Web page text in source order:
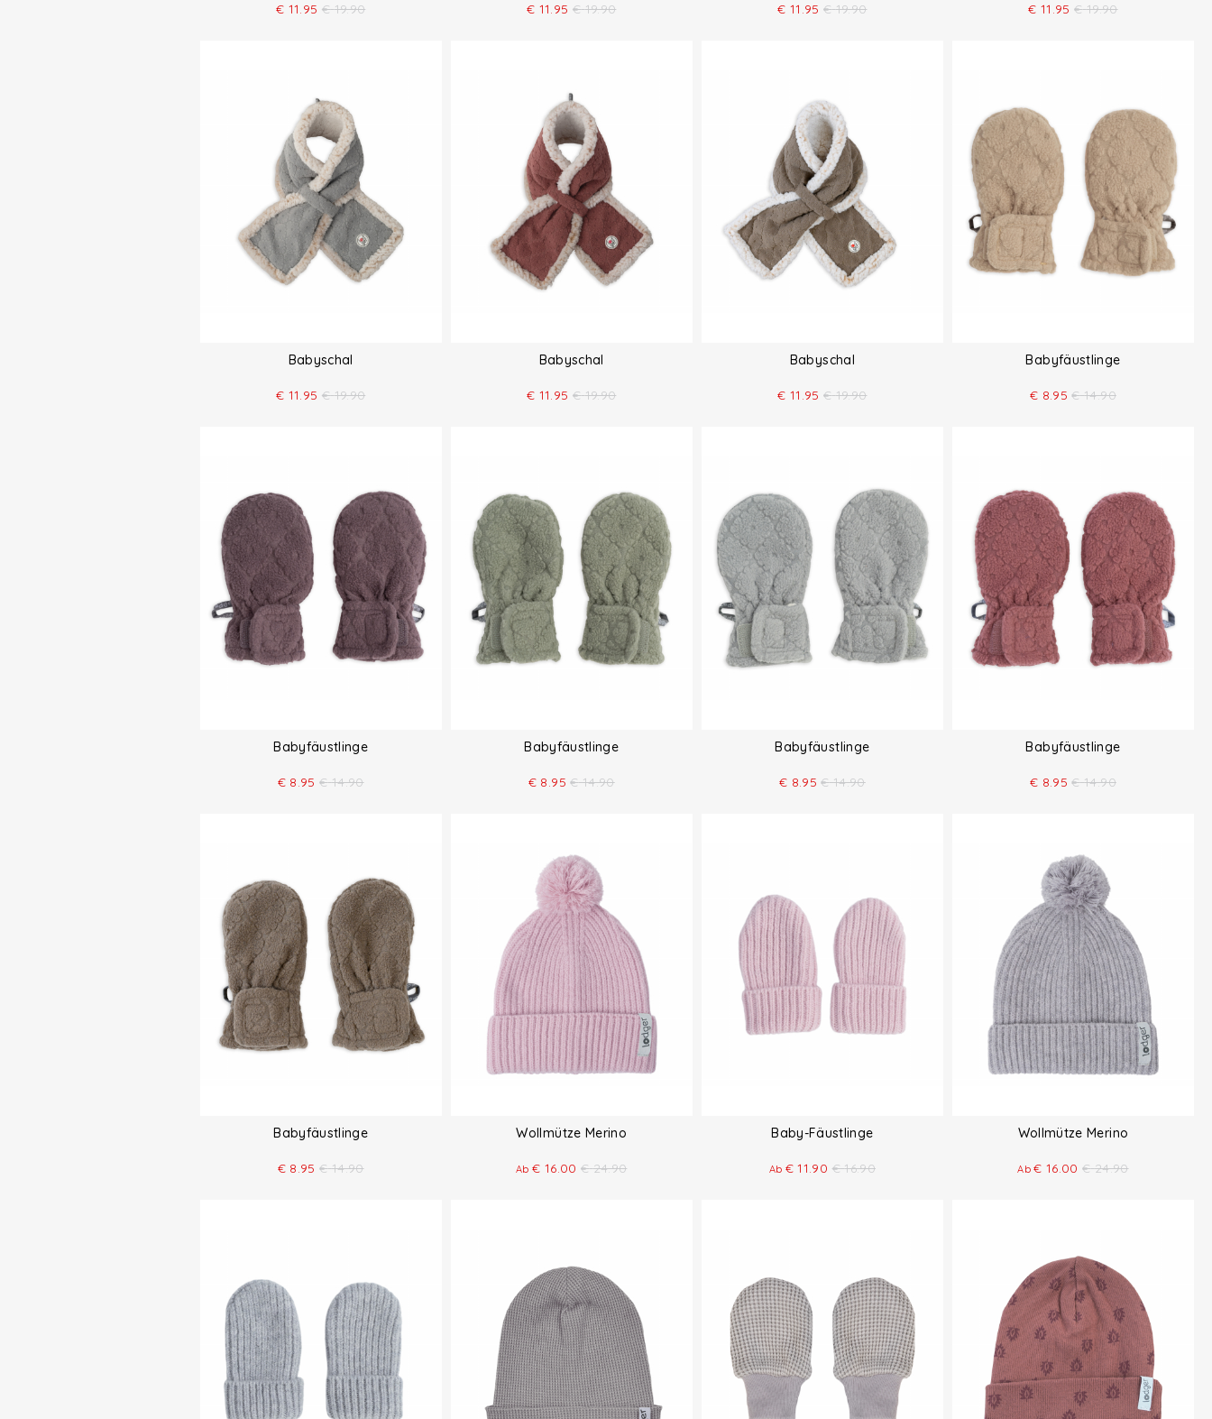
€ 11.95 € 19.90 € 11.95 € 19.90 € 11.95 € 19.90 € 11.95 € 19.90
Babyschal
€ 11.95 € 19.90
Babyschal
€ 11.95 € 19.90
Babyschal
€ 11.95 € 19.90
Babyfäustlinge
€ 8.95 € 14.90
Babyfäustlinge
€ 8.95 € 14.90
Babyfäustlinge
€ 8.95 € 14.90
Babyfäustlinge
€ 8.95 € 14.90
Babyfäustlinge
€ 8.95 € 14.90
Babyfäustlinge
€ 8.95 € 14.90
Wollmütze Merino
Ab€ 16.00 € 24.90
Baby-Fäustlinge
Ab € 11.90 € 16.90
Wollmütze Merino
Ab€ 16.00 € 24.90